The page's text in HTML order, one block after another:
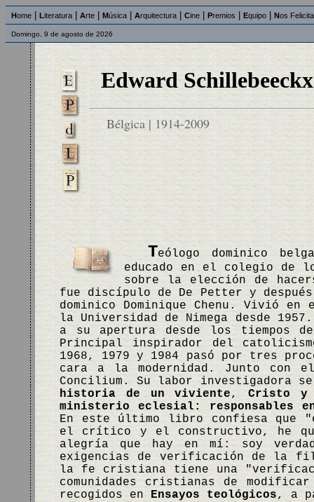
Home Literatura Arte Música Arquitectura Cine Premios Equipo Nos
Domingo, 9 de agosto de 2026
Edward Schillebeeckx
Bélgica | 1914-2009
Teólogo dominico
educado en el colegio de
sobre la elección de
fue discípulo de De Petter y
dominico Dominique Chenu. Vivió
la Universidad de Nimega desde
a su apertura desde los tiempos
Principal inspirador del
1968, 1979 y 1984 pasó por tres
cara a la modernidad. Junto con
Concilium. Su labor investigadora
historia de un viviente,Cristo y
ministerio eclesial: responsables
En este último libro confiesa que
el crítico y el constructivo, he
alegría que hay en mí: soy
exigencias de verificación de la
la fe cristiana tiene una
comunidades cristianas de
recogidos en Ensayos teológicos, a